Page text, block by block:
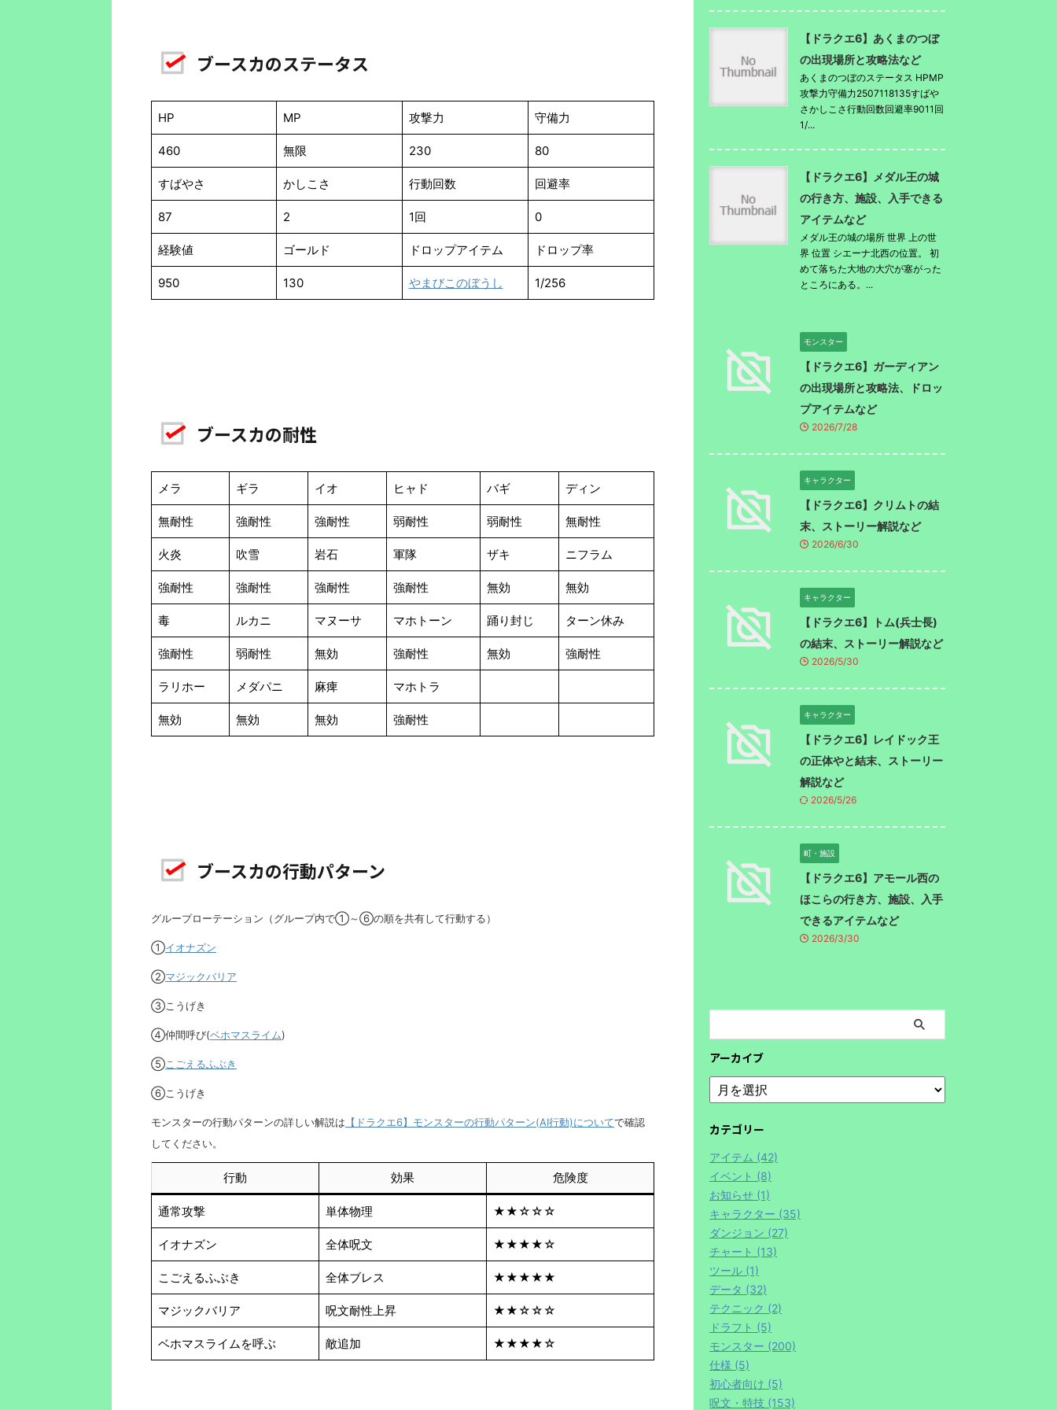
ブースカのステータス
HP MP 攻撃力 守備力
460 無限 230 80
すばやさ かしこさ 行動回数 回避率
87 2 1回 0
経験値 ゴールド ドロップアイテム ドロップ率
950 130 やまびこのぼうし 1/256
ブースカの耐性
メラ ギラ イオ ヒャド バギ ディン
無耐性 強耐性 強耐性 弱耐性 弱耐性 無耐性
火炎 吹雪 岩石 軍隊 ザキ ニフラム
強耐性 強耐性 強耐性 強耐性 無効 無効
毒 ルカニ マヌーサ マホトーン 踊り封じ ターン休み
強耐性 弱耐性 無効 強耐性 無効 強耐性
ラリホー メダパニ 麻痺 マホトラ
無効 無効 無効 強耐性
ブースカの行動パターン
グループローテーション（グループ内で①～⑥の順を共有して行動する）
①イオナズン
②マジックバリア
③こうげき
④仲間呼び(ベホマスライム)
⑤こごえるふぶき
⑥こうげき
モンスターの行動パターンの詳しい解説は 【ドラクエ6】モンスターの行動パターン(AI行動)についてで確認
してください。
行動 効果 危険度
通常攻撃 単体物理 ★★☆☆☆
イオナズン 全体呪文 ★★★★☆
こごえるふぶき 全体ブレス ★★★★★
マジックバリア 呪文耐性上昇 ★★☆☆☆
ベホマスライムを呼ぶ 敵追加 ★★★★☆
【ドラクエ6】あくまのつぼ
の出現場所と攻略法など
あくまのつぼのステータス HPMP
攻撃力守備力2507118135すばや
さかしこさ行動回数回避率9011回
1/...
【ドラクエ6】メダル王の城
の行き方、施設、入手できる
アイテムなど
メダル王の城の場所 世界 上の世
界 位置 シエーナ北西の位置。 初
めて落ちた大地の大穴が塞がった
ところにある。...
モンスター
【ドラクエ6】ガーディアン
の出現場所と攻略法、ドロッ
プアイテムなど
2026/7/28
キャラクター
【ドラクエ6】クリムトの結
末、ストーリー解説など
2026/6/30
キャラクター
【ドラクエ6】トム(兵士長)
の結末、ストーリー解説など
2026/5/30
キャラクター
【ドラクエ6】レイドック王
の正体やと結末、ストーリー
解説など
2026/5/26
町・施設
【ドラクエ6】アモール西の
ほこらの行き方、施設、入手
できるアイテムなど
2026/3/30
アーカイブ
カテゴリー
アイテム (42)
イベント (8)
お知らせ (1)
キャラクター (35)
ダンジョン (27)
チャート (13)
ツール (1)
データ (32)
テクニック (2)
ドラフト (5)
モンスター (200)
仕様 (5)
初心者向け (5)
呪文・特技 (153)